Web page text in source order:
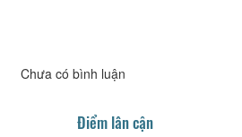
Chưa có bình luận
Điểm lân cận